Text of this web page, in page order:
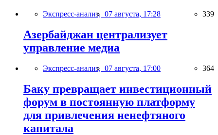
Экспресс-анализ, 07 августа, 17:28 339
Азербайджан централизует
управление медиа
Экспресс-анализ, 07 августа, 17:00 364
Баку превращает инвестиционный
форум в постоянную платформу
для привлечения ненефтяного
капитала